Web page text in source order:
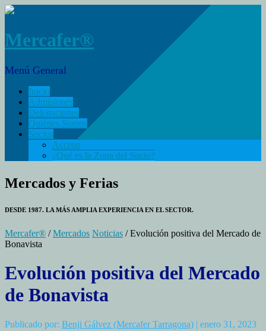
Mercafer®
Menú General
Inicio
Admisiones
Delegaciones
Quiénes Somos
Socios
Acceso
¿Qué es la Zona del Socio?
Mercados y Ferias
DESDE 1987. LA MÁS AMPLIA EXPERIENCIA EN EL SECTOR.
Mercafer® /Mercados Noticias / Evolución positiva del Mercado de
Bonavista
Evolución positiva del Mercado
de Bonavista
Publicado por: Benji Gálvez (Mercafer Tarragona) | enero 31, 2023